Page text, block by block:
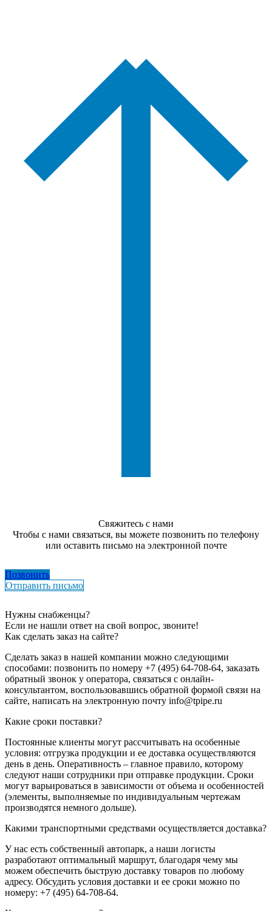
Свяжитесь с нами
Чтобы с нами связаться, вы можете позвонить по телефону
или оставить письмо на электронной почте
Позвонить
Отправить письмо
Нужны снабженцы?
Если не нашли ответ на свой вопрос, звоните!
Как сделать заказ на сайте?
Сделать заказ в нашей компании можно следующими
способами: позвонить по номеру +7 (495) 64-708-64, заказать
обратный звонок у оператора, связаться с онлайн-
консультантом, воспользовавшись обратной формой связи на
сайте, написать на электронную почту info@tpipe.ru
Какие сроки поставки?
Постоянные клиенты могут рассчитывать на особенные
условия: отгрузка продукции и ее доставка осуществляются
день в день. Оперативность – главное правило, которому
следуют наши сотрудники при отправке продукции. Сроки
могут варьироваться в зависимости от объема и особенностей
(элементы, выполняемые по индивидуальным чертежам
производятся немного дольше).
Какими транспортными средствами осуществляется доставка?
У нас есть собственный автопарк, а наши логисты
разработают оптимальный маршрут, благодаря чему мы
можем обеспечить быструю доставку товаров по любому
адресу. Обсудить условия доставки и ее сроки можно по
номеру: +7 (495) 64-708-64.